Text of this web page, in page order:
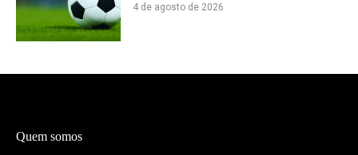
4 de agosto de 2026
Quem somos